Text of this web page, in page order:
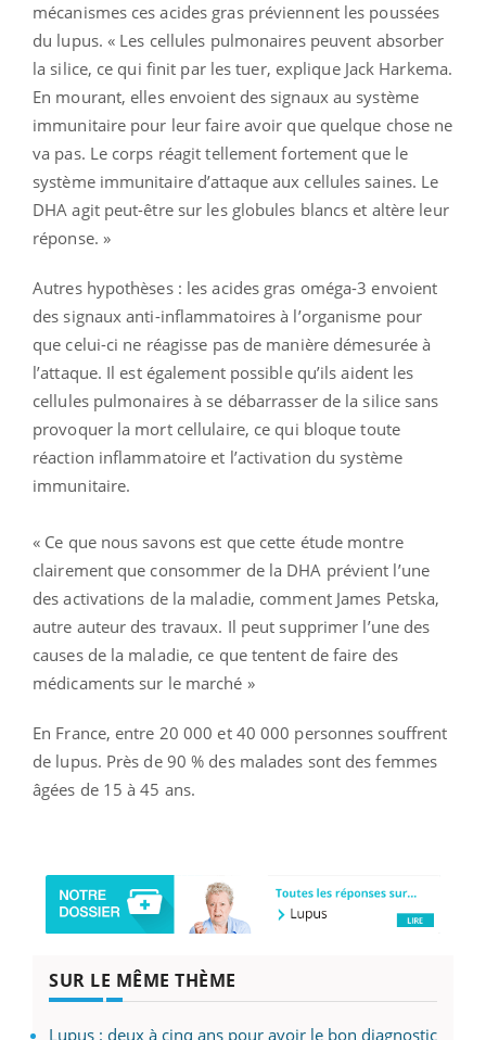
mécanismes ces acides gras préviennent les poussées
du lupus. « Les cellules pulmonaires peuvent absorber
la silice, ce qui finit par les tuer, explique Jack Harkema.
En mourant, elles envoient des signaux au système
immunitaire pour leur faire avoir que quelque chose ne
va pas. Le corps réagit tellement fortement que le
système immunitaire d’attaque aux cellules saines. Le
DHA agit peut-être sur les globules blancs et altère leur
réponse. »
Autres hypothèses : les acides gras oméga-3 envoient
des signaux anti-inflammatoires à l’organisme pour
que celui-ci ne réagisse pas de manière démesurée à
l’attaque. Il est également possible qu’ils aident les
cellules pulmonaires à se débarrasser de la silice sans
provoquer la mort cellulaire, ce qui bloque toute
réaction inflammatoire et l’activation du système
immunitaire.
« Ce que nous savons est que cette étude montre
clairement que consommer de la DHA prévient l’une
des activations de la maladie, comment James Petska,
autre auteur des travaux. Il peut supprimer l’une des
causes de la maladie, ce que tentent de faire des
médicaments sur le marché »
En France, entre 20 000 et 40 000 personnes souffrent
de lupus. Près de 90 % des malades sont des femmes
âgées de 15 à 45 ans.
SUR LE MÊME THÈME
Lupus : deux à cinq ans pour avoir le bon diagnostic